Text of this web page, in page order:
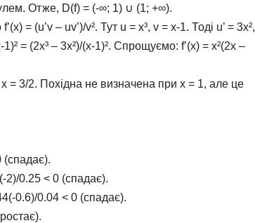
Отже, D(f) = (-∞; 1) ∪ (1; +∞).
= (u’v – uv’)/v². Тут u = x³, v = x-1. Тоді u’ = 3x²,
1)² = (2x³ – 3x²)/(x-1)². Спрощуємо: f’(x) = x²(2x –
= 3/2. Похідна не визначена при x = 1, але це
(спадає).
2)/0.25 < 0 (спадає).
0.6)/0.04 < 0 (спадає).